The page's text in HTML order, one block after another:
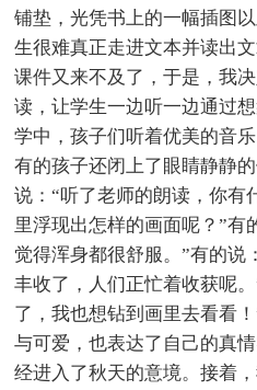
铺垫，光凭书上的一幅插图
生很难真正走进文本并读出
课件又来不及了，于是，我
读，让学生一边听一边通过
学中，孩子们听着优美的音
有的孩子还闭上了眼睛静静
说：“听了老师的朗读，你有
里浮现出怎样的画面呢？”有
觉得浑身都很舒服。”有的说
丰收了，人们正忙着收获呢
了，我也想钻到画里去看看
与可爱，也表达了自己的真
经进入了秋天的意境。接着